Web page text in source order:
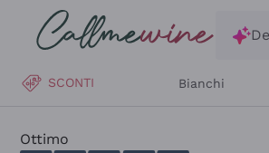
Salta al contenuto principale
SCONTI Bianchi
Ottimo